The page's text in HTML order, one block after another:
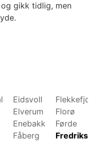
gikk tidlig, men
Eidsvoll
Elverum
Enebakk
Fåberg
Florø
Førde